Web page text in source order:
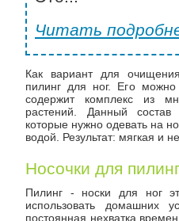
Читать
Как вариант для
пилинг для ног. Его
содержит комплекс из
растений. Данный
которые нужно одевать на
водой. Результат: мягкая и
Носочки для
Пилинг - носки для ног
использовать домашних
постоянная нехватка